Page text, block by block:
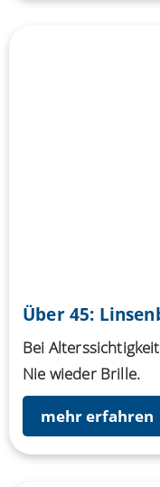
Über 45:
Bei
Nie wieder Brille.
mehr erfahren